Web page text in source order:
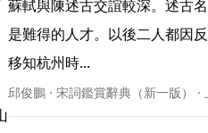
蘇軾與陳述古交誼較深。述古
是難得的人才。以後二人都因
移知杭州時...
邱俊鵬 · 宋詞鑑賞辭典（新一版） ·